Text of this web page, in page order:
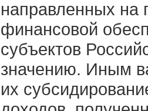
направленных на
финансовой
субъектов
значению. Иным
их